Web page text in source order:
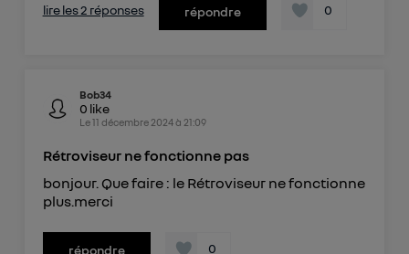
lire les 2 réponses répondre 0
Bob34
0 like
Le11 décembre 2024à 21:09
Rétroviseur ne fonctionne pas
bonjour. Que faire : le Rétroviseur ne fonctionne
plus.merci
répondre 0